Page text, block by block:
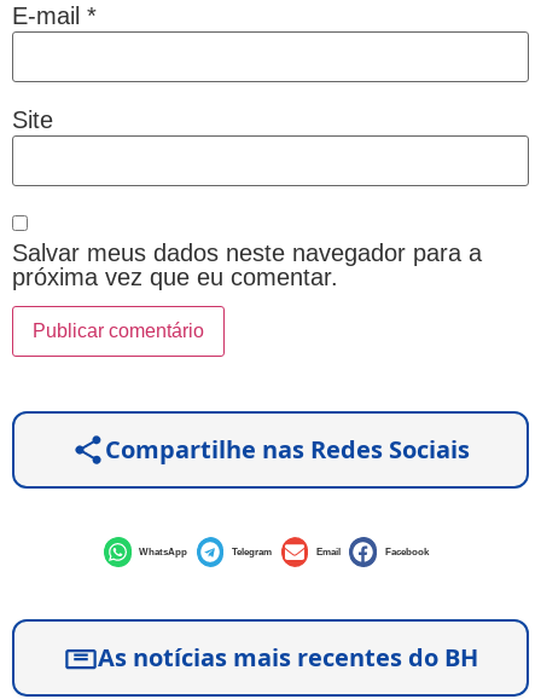
E-mail *
Site
Salvar meus dados neste navegador para a
próxima vez que eu comentar.
Compartilhe nas Redes Sociais
WhatsApp Telegram Email Facebook
As notícias mais recentes do BH